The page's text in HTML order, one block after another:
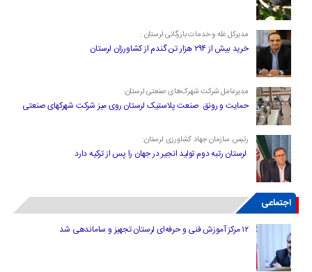
مدیرکل غله و خدمات بازرگانی لرستان :
خرید بیش از ۲۹۴ هزار تن گندم از کشاورزان لرستان
مدیرعامل شرکت شهرک‌های صنعتی لرستان:
حمایت و رونق صنعت پلاستیک لرستان روی میز شرکت شهرکهای صنعتی
رئیس سازمان جهاد کشاورزی لرستان:
لرستان رتبه دوم تولید انجیر در جهان را پس از ترکیه دارد
اجتماعی
۱۲ مرکز آموزش فنی و حرفه‌ای لرستان تجهیز و ساماندهی شد